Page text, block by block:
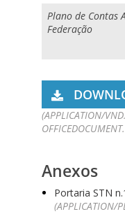
Plano de Contas
Federação
(APPLICATION/
Anexos
Portaria STN
(APPLICATION/